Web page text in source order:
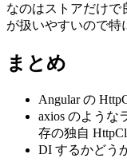
なのはストアだけで
が扱いやすいので特
まとめ
Angular の
axios のような
存の独自
DI するかどう